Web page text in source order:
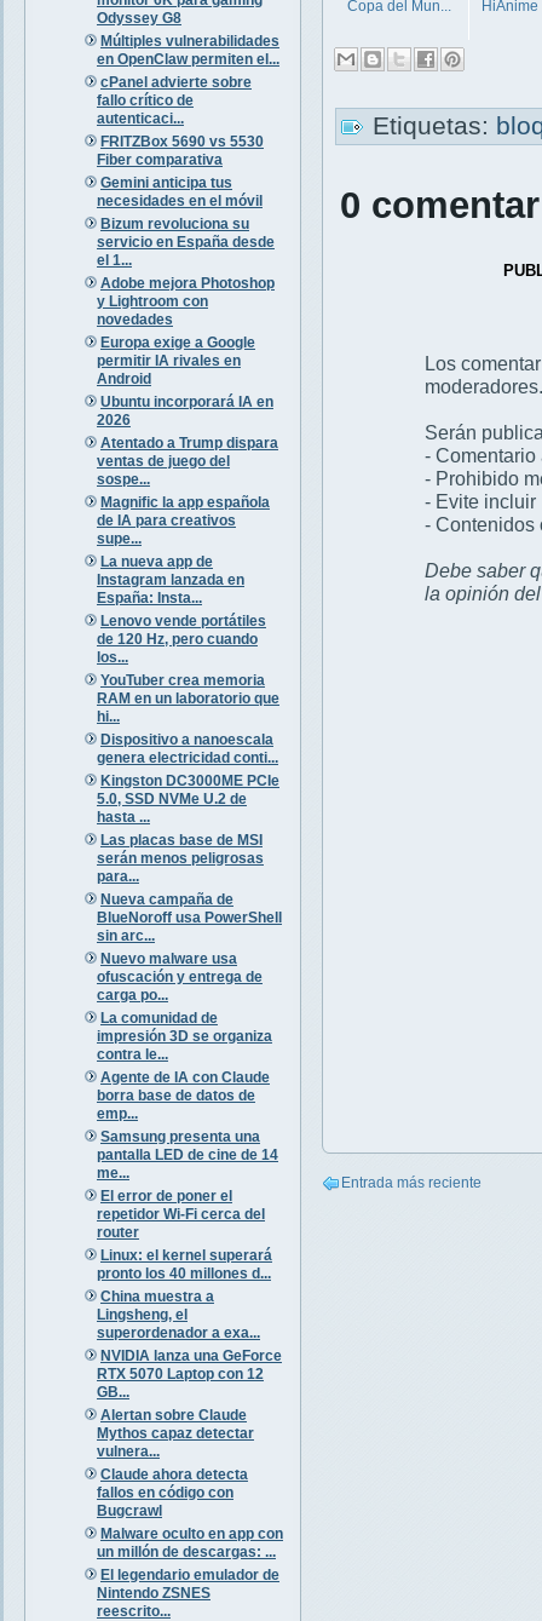
Odyssey G8
Múltiples vulnerabilidades
en OpenClaw permiten el...
cPanel advierte sobre
fallo crítico de
autenticaci...
FRITZBox 5690 vs 5530
Fiber comparativa
Gemini anticipa tus
necesidades en el móvil
Bizum revoluciona su
servicio en España desde
el 1...
Adobe mejora Photoshop
y Lightroom con
novedades
Europa exige a Google
permitir IA rivales en
Android
Ubuntu incorporará IA en
2026
Atentado a Trump dispara
ventas de juego del
sospe...
Magnific la app española
de IA para creativos
supe...
La nueva app de
Instagram lanzada en
España: Insta...
Lenovo vende portátiles
de 120 Hz, pero cuando
los...
YouTuber crea memoria
RAM en un laboratorio que
hi...
Dispositivo a nanoescala
genera electricidad conti...
Kingston DC3000ME PCIe
5.0, SSD NVMe U.2 de
hasta ...
Las placas base de MSI
serán menos peligrosas
para...
Nueva campaña de
BlueNoroff usa PowerShell
sin arc...
Nuevo malware usa
ofuscación y entrega de
carga po...
La comunidad de
impresión 3D se organiza
contra le...
Agente de IA con Claude
borra base de datos de
emp...
Samsung presenta una
pantalla LED de cine de 14
me...
El error de poner el
repetidor Wi-Fi cerca del
router
Linux: el kernel superará
pronto los 40 millones d...
China muestra a
Lingsheng, el
superordenador a exa...
NVIDIA lanza una GeForce
RTX 5070 Laptop con 12
GB...
Alertan sobre Claude
Mythos capaz detectar
vulnera...
Claude ahora detecta
fallos en código con
Bugcrawl
Malware oculto en app con
un millón de descargas: ...
El legendario emulador de
Nintendo ZSNES
reescrito...
Copa del Mun... HiAnime
Etiquetas:
0
Los
moderadores.
Serán
- Comentario
- Prohibido
- Evite incluir
- Contenidos
Debe saber
la opinión
Entrada más reciente